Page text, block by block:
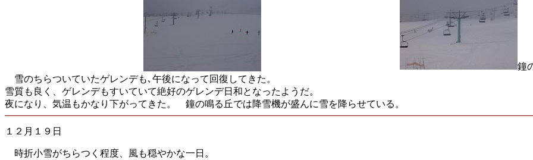
鐘
雪のちらついていたゲレンデも､午後になって回復してきた。
雪質も良く、ゲレンデもすいていて絶好のゲレンデ日和となったようだ。
夜になり、気温もかなり下がってきた。 鐘の鳴る丘では降雪機が盛んに雪を降らせている。
１２月１９日
時折小雪がちらつく程度、風も穏やかな一日。